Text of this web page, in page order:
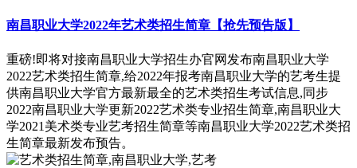
南昌职业大学2022年艺术类招生简章【抢先预告版】
重磅!即将对接南昌职业大学招生办官网发布南昌职业大学
2022艺术类招生简章,给2022年报考南昌职业大学的艺考生提
供南昌职业大学官方最新最全的艺术类招生考试信息,同步
2022南昌职业大学更新2022艺术类专业招生简章,南昌职业大
学2021美术类专业艺考招生简章等南昌职业大学2022艺术类招
生简章最新发布预告。